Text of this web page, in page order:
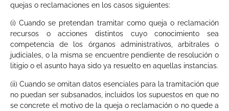
quejas o reclamaciones en los casos siguientes:
(i) Cuando se pretendan tramitar como queja o reclamación
recursos o acciones distintos cuyo conocimiento sea
competencia de los órganos administrativos, arbitrales o
judiciales, o la misma se encuentre pendiente de resolución o
litigio o el asunto haya sido ya resuelto en aquellas instancias.
(ii) Cuando se omitan datos esenciales para la tramitación que
no puedan ser subsanados, incluidos los supuestos en que no
se concrete el motivo de la queja o reclamación o no quede a